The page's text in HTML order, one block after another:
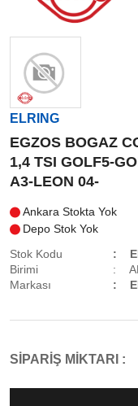
ELRING
EGZOS BOGAZ
1,4 TSI GOLF5-
A3-LEON 04-
Ankara Stokta Yok
Depo Stok Yok
Stok Kodu
Birimi
Markası
SİPARİŞ MİKTARI :